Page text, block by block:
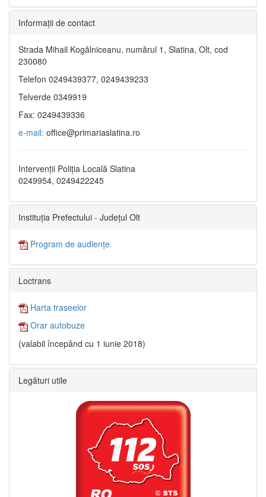
Informaţii de contact
Strada Mihail Kogălniceanu, numărul 1, Slatina, Olt, cod
230080
Telefon 0249439377, 0249439233
Telverde 0349919
Fax: 0249439336
e-mail: office@primariaslatina.ro
Intervenții Poliția Locală Slatina
0249954, 0249422245
Instituția Prefectului - Județul Olt
Program de audiențe
Loctrans
Harta traseelor
Orar autobuze
(valabil începând cu 1 iunie 2018)
Legături utile